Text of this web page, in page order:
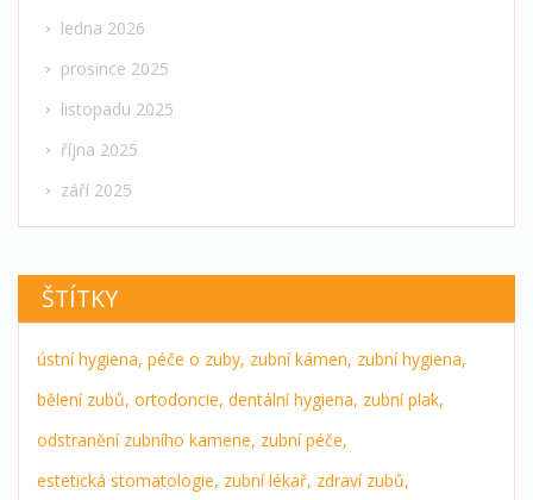
ledna 2026
prosince 2025
listopadu 2025
října 2025
září 2025
ŠTÍTKY
ústní hygiena, péče o zuby, zubní kámen, zubní hygiena,
bělení zubů, ortodoncie, dentální hygiena, zubní plak,
odstranění zubního kamene, zubní péče,
estetická stomatologie, zubní lékař, zdraví zubů,